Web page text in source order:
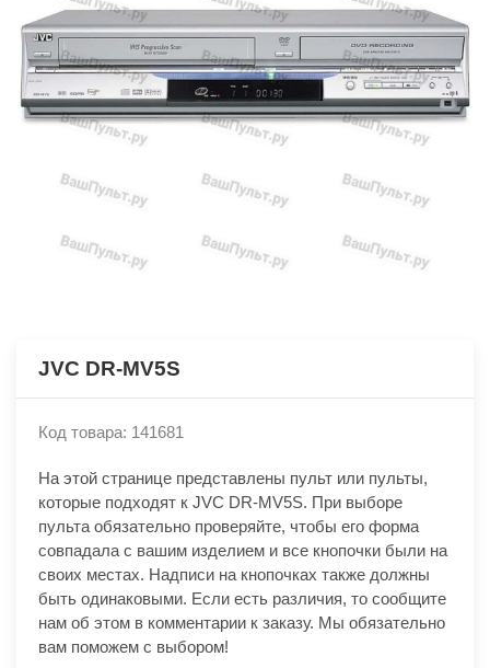
JVC DR-MV5S
Код товара: 141681
На этой странице представлены пульт или пульты,
которые подходят к JVC DR-MV5S. При выборе
пульта обязательно проверяйте, чтобы его форма
совпадала с вашим изделием и все кнопочки были на
своих местах. Надписи на кнопочках также должны
быть одинаковыми. Если есть различия, то сообщите
нам об этом в комментарии к заказу. Мы обязательно
вам поможем с выбором!